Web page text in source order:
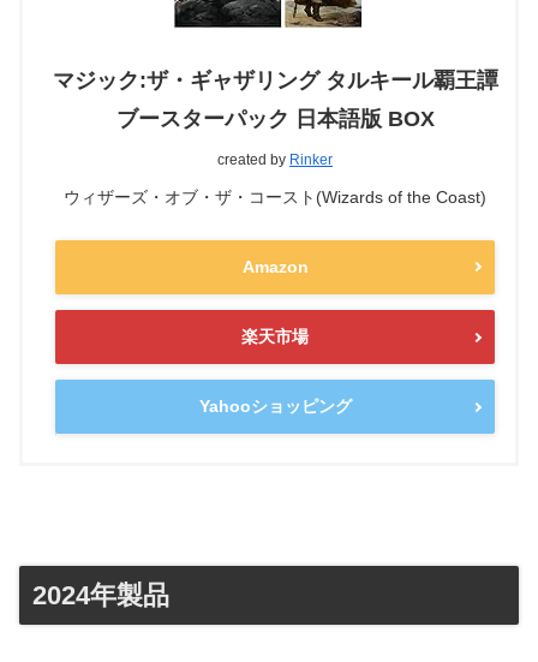
マジック:ザ・ギャザリング タルキール覇王譚
ブースターパック 日本語版 BOX
created by Rinker
ウィザーズ・オブ・ザ・コースト(Wizards of the Coast)
Amazon
楽天市場
Yahooショッピング
2024年製品